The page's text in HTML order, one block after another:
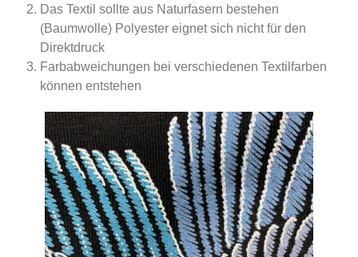
Das Textil sollte aus Naturfasern bestehen
(Baumwolle) Polyester eignet sich nicht für den
Direktdruck
Farbabweichungen bei verschiedenen Textilfarben
können entstehen